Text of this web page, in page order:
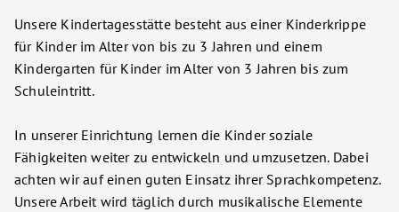
Unsere Kindertagesstätte besteht aus einer Kinderkrippe
für Kinder im Alter von bis zu 3 Jahren und einem
Kindergarten für Kinder im Alter von 3 Jahren bis zum
Schuleintritt.
In unserer Einrichtung lernen die Kinder soziale
Fähigkeiten weiter zu entwickeln und umzusetzen. Dabei
achten wir auf einen guten Einsatz ihrer Sprachkompetenz.
Unsere Arbeit wird täglich durch musikalische Elemente